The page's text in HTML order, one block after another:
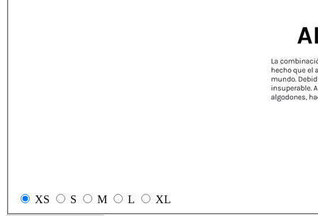
XS S M L XL